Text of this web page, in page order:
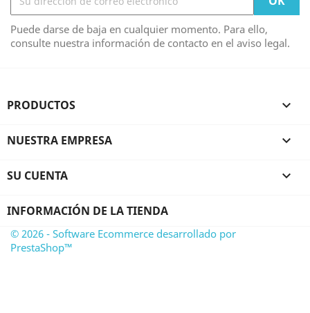
Puede darse de baja en cualquier momento. Para ello,
consulte nuestra información de contacto en el aviso legal.
PRODUCTOS 
NUESTRA EMPRESA 
SU CUENTA 
INFORMACIÓN DE LA TIENDA
© 2026 - Software Ecommerce desarrollado por
PrestaShop™